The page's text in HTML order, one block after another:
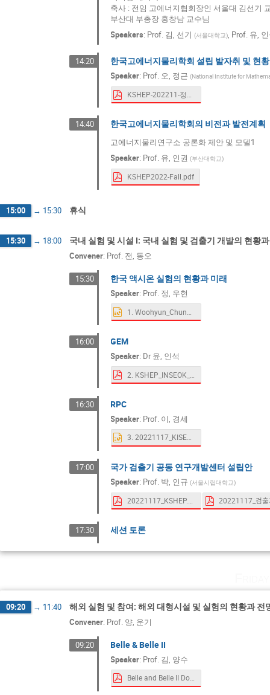
축사 : 전임 고에너지협회장인 서울대 김선기
부산대 부총장 홍창남 교수님
Speakers: Prof. 김, 선기 (서울대학교) Prof. 유,
14:20 한국고에너지물리학회 설립 발자취 및 현
Speaker: Prof. 오, 정근 (National Institute for
KSHEP-202211-정기학술대회.pdf
14:40 한국고에너지물리학회의 비전과 발전계획
고에너지물리연구소 공론화 제안 및 모델1
Speaker: Prof. 유, 인권 (부산대학교)
KSHEP2022-Fall.pdf
15:00 → 15:30 휴식
15:30 → 18:00 국내 실험 및 시설 I: 국내 실험 및 검출기 개발의 현황
Convener: Prof. 전, 동오
15:30 한국 액시온 실험의 현황과 미래
Speaker: Prof. 정, 우현
16:00 GEM
Speaker: Dr윤, 인석
16:30 RPC
Speaker: Prof. 이, 경세
3. 20221117_KISEP.pptx
17:00 국가 검출기 공동 연구개발센터 설립안
Speaker: Prof. 박, 인규 (서울시립대학교)
20221117_KSHEP.pdf
17:30 세션 토론
09:20 → 11:40 해외 실험 및 참여: 해외 대형시설 및 실험의 현황과 전
Convener: Prof. 양, 운기
09:20 Belle & Belle II
Speaker: Prof. 김, 양수
Belle and Belle II Doris Kim.pdf